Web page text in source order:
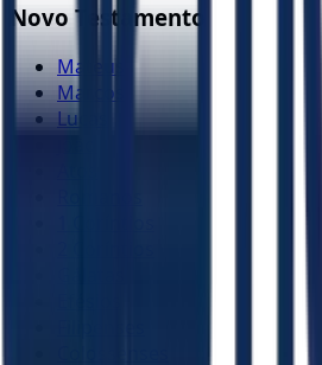
Novo Testamento
Mateus
Marcos
Lucas